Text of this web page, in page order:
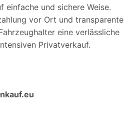
einfache und sichere Weise.
vor Ort und transparente
eine verlässliche
Privatverkauf.